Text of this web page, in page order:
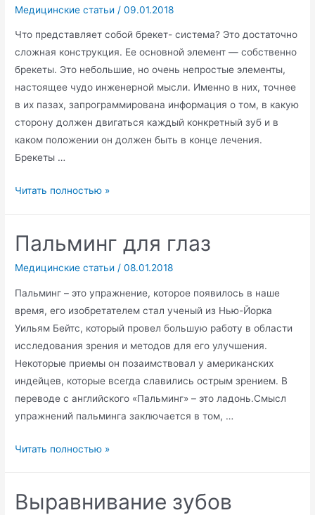
Медицинские статьи /09.01.2018
Что представляет собой брекет- система? Это достаточно
сложная конструкция. Ее основной элемент — собственно
брекеты. Это небольшие, но очень непростые элементы,
настоящее чудо инженерной мысли. Именно в них, точнее
в их пазах, запрограммирована информация о том, в какую
сторону должен двигаться каждый конкретный зуб и в
каком положении он должен быть в конце лечения.
Брекеты …
Брекет-
Читать полностью »
Пальминг для глаз
Медицинские статьи /08.01.2018
Пальминг – это упражнение, которое появилось в наше
время, его изобретателем стал ученый из Нью-Йорка
Уильям Бейтс, который провел большую работу в области
исследования зрения и методов для его улучшения.
Некоторые приемы он позаимствовал у американских
индейцев, которые всегда славились острым зрением. В
переводе с английского «Пальминг» – это ладонь.Смысл
упражнений пальминга заключается в том, …
Пальминг
Читать полностью »
Выравнивание зубов